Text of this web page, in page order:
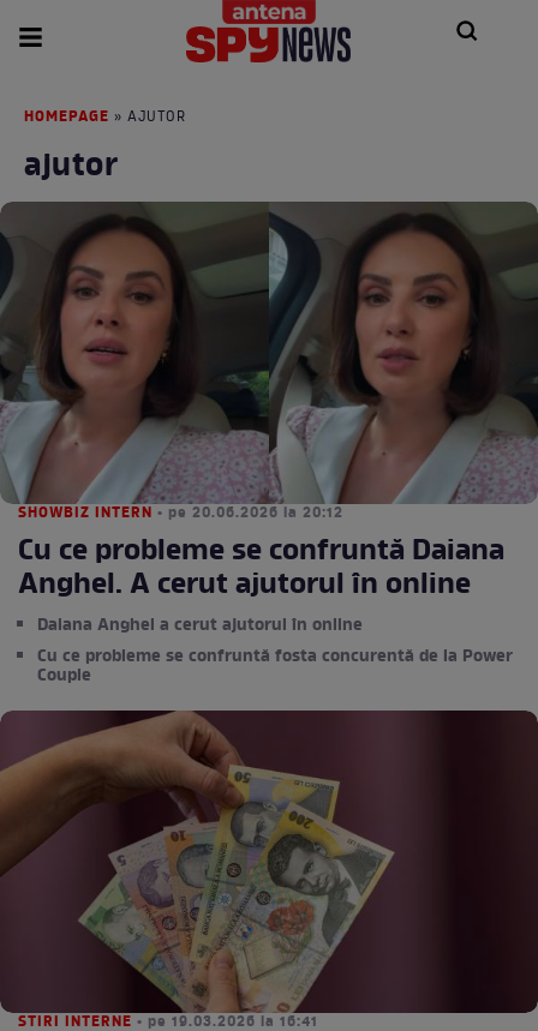
HOMEPAGE » AJUTOR
ajutor
SHOWBIZ INTERN • pe 20.06.2026 la 20:12
Cu ce probleme se confruntă Daiana
Anghel. A cerut ajutorul în online
Daiana Anghel a cerut ajutorul în online
Cu ce probleme se confruntă fosta concurentă de la Power
Couple
STIRI INTERNE • pe 19.03.2026 la 16:41